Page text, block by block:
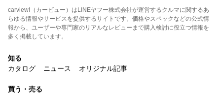
carview!（カービュー）はLINEヤフー株式会社が運営するクルマに関するあ
らゆる情報やサービスを提供するサイトです。価格やスペックなどの公式情
報から、ユーザーや専門家のリアルなレビューまで購入検討に役立つ情報を
多く掲載しています。
知る
カタログ
ニュース オリジナル記事
買う・売る